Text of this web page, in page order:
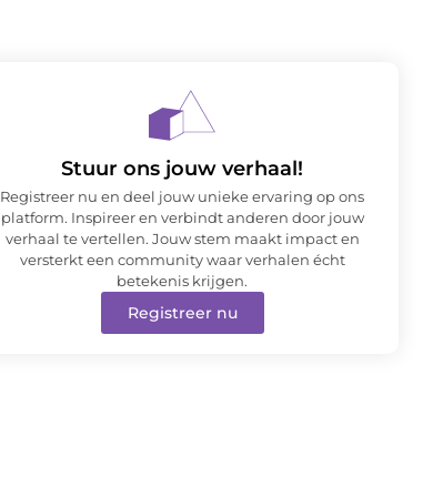
Stuur ons jouw verhaal!
Registreer nu en deel jouw unieke ervaring op ons
platform. Inspireer en verbindt anderen door jouw
verhaal te vertellen. Jouw stem maakt impact en
versterkt een community waar verhalen écht
betekenis krijgen.
Registreer nu